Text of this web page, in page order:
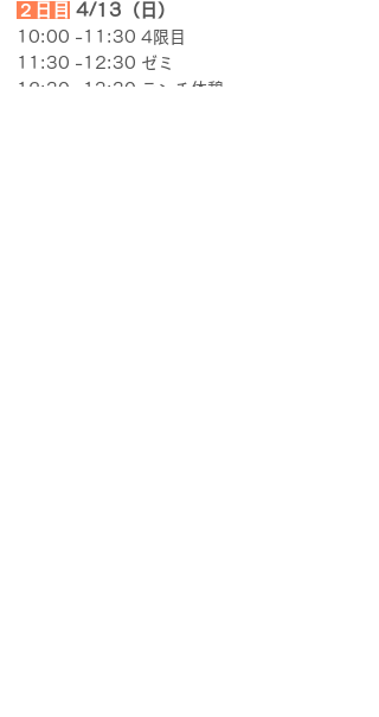
２日目 4/13 （日）
10:00 -11:30 4限目
11:30 -12:30 ゼミ
12:30 -13:30 ランチ休憩